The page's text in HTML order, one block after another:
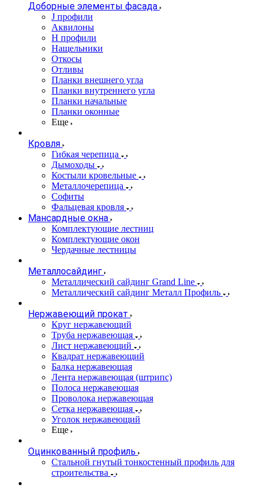
Доборные элементы фасада
J профили
Аквилоны
Н профили
Нащельники
Откосы
Отливы
Планки внешнего угла
Планки внутреннего угла
Планки начальные
Планки оконные
Еще
Кровля
Гибкая черепица
Дымоходы
Костыли кровельные
Металлочерепица
Софиты
Фальцевая кровля
Мансардные окна
Комплектующие лестниц
Комплектующие окон
Чердачные лестницы
Металлосайдинг
Металлический сайдинг Grand Line
Металлический сайдинг Металл Профиль
Нержавеющий прокат
Круг нержавеющий
Труба нержавеющая
Лист нержавеющий
Квадрат нержавеющий
Балка нержавеющая
Лента нержавеющая (штрипс)
Полоса нержавеющая
Проволока нержавеющая
Сетка нержавеющая
Уголок нержавеющий
Еще
Оцинкованный профиль
Стальной гнутый тонкостенный профиль для
строительства